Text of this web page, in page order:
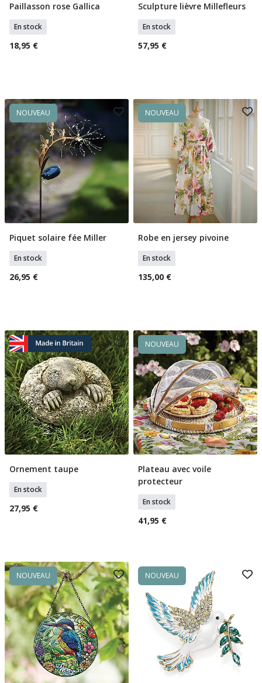
Ajouter Au Panier
Paillasson rose Gallica
En stock
18,95 €
Ajouter Au Panier
Sculpture lièvre Millefleurs
En stock
57,95 €
NOUVEAU
Ajouter Au Panier
Piquet solaire fée Miller
En stock
26,95 €
NOUVEAU
Sélectionner Tailles
Robe en jersey pivoine
En stock
135,00 €
Ajouter Au Panier
Ornement taupe
En stock
27,95 €
NOUVEAU
Ajouter Au Panier
Plateau avec voile
protecteur
En stock
41,95 €
NOUVEAU NOUVEAU